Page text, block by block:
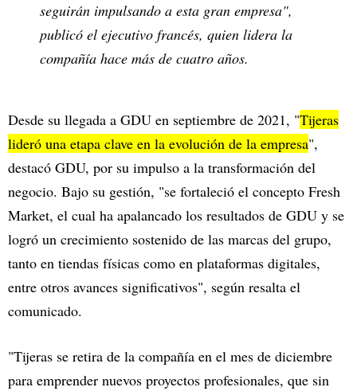
seguirán impulsando a esta gran empresa",
publicó el ejecutivo francés, quien lidera la
compañía hace más de cuatro años.
Desde su llegada a GDU en septiembre de 2021, "Tijeras
lideró una etapa clave en la evolución de la empresa",
destacó GDU, por su impulso a la transformación del
negocio. Bajo su gestión, "se fortaleció el concepto Fresh
Market, el cual ha apalancado los resultados de GDU y se
logró un crecimiento sostenido de las marcas del grupo,
tanto en tiendas físicas como en plataformas digitales,
entre otros avances significativos", según resalta el
comunicado.
"Tijeras se retira de la compañía en el mes de diciembre
para emprender nuevos proyectos profesionales, que sin